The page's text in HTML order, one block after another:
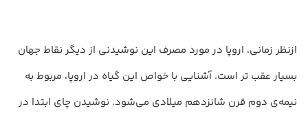
ازنظر زمانی، اروپا در مورد مصرف این نوشیدنی از دیگر نقاط جهان
بسیار عقب تر است. آشنایی با خواص این گیاه در اروپا، مربوط به
نیمه‌ی دوم قرن شانزدهم میلادی می‌شود. نوشیدن چای ابتدا در